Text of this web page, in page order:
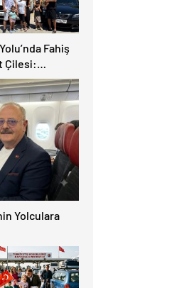
Fahiş
Çilesi:
Türkler
Akın
Yolculara